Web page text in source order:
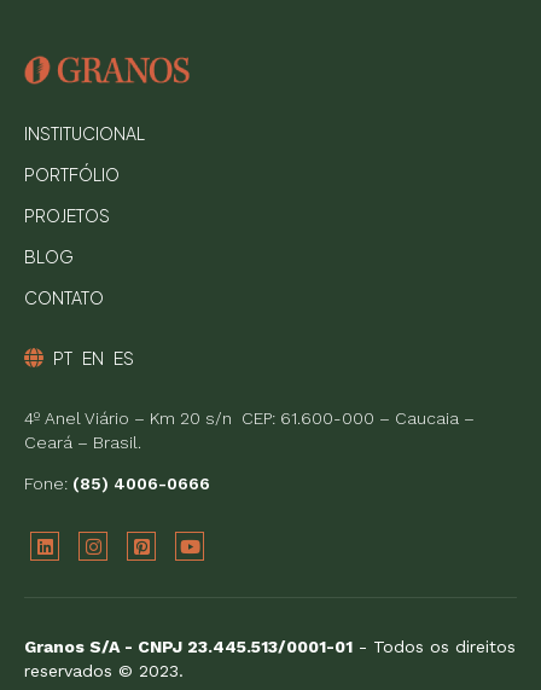
INSTITUCIONAL
PORTFÓLIO
PROJETOS
BLOG
CONTATO
PT EN ES
4º Anel Viário – Km 20 s/n CEP: 61.600-000 – Caucaia –
Ceará – Brasil.
Fone: (85) 4006-0666
Granos S/A - CNPJ 23.445.513/0001-01 - Todos os direitos
reservados © 2023.